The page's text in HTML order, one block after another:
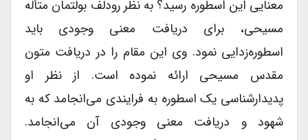
معنایی این اسطوره رسید؟ به نظر رودلف بولتمان متأله
مسیحی، برای دریافت معنی وجودی باید
اسطوره‌زدایی نمود. وی این مقام را در دریافت متون
مقدس مسیحی ارائه نموده است. از نظر او
پدیدارشناسی یک اسطوره به فرایندی می‌انجامد که به
شهود و دریافت معنی وجودی آن می‌انجامد.